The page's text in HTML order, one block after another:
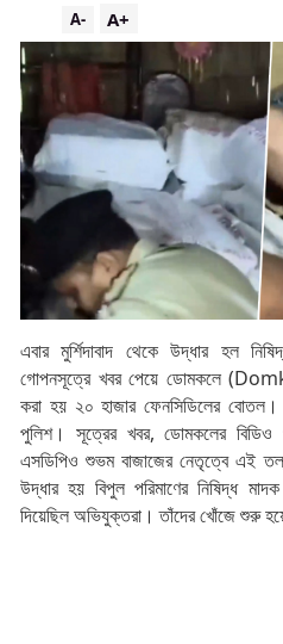
A+
A-
এবার মুর্শিদাবাদ থেকে উদ্ধার হল
গোপনসূত্রে খবর পেয়ে ডোমকলে
করা হয় ২০ হাজার ফেনসিডিলের বোতল।
পুলিশ। সূত্রের খবর, ডোমকলের বিডিও
এসডিপিও শুভম বাজাজের নেতৃত্বে এই
উদ্ধার হয় বিপুল পরিমাণের নিষিদ্ধ
দিয়েছিল অভিযুক্তরা। তাঁদের খোঁজে শুরু